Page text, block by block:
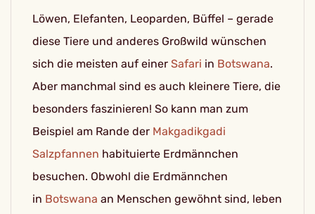
Löwen, Elefanten, Leoparden, Büffel – gerade
diese Tiere und anderes Großwild wünschen
sich die meisten auf einer Safari in Botswana.
Aber manchmal sind es auch kleinere Tiere, die
besonders faszinieren! So kann man zum
Beispiel am Rande der Makgadikgadi
Salzpfannen habituierte Erdmännchen
besuchen. Obwohl die Erdmännchen
in Botswana an Menschen gewöhnt sind, leben